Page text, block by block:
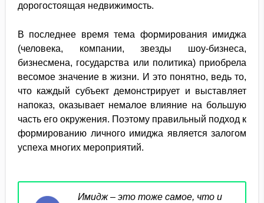
дорогостоящая недвижимость.
В последнее время тема формирования имиджа
(человека, компании, звезды шоу-бизнеса,
бизнесмена, государства или политика) приобрела
весомое значение в жизни. И это понятно, ведь то,
что каждый субъект демонстрирует и выставляет
напоказ, оказывает немалое влияние на большую
часть его окружения. Поэтому правильный подход к
формированию личного имиджа является залогом
успеха многих мероприятий.
Имидж – это тоже самое, что и